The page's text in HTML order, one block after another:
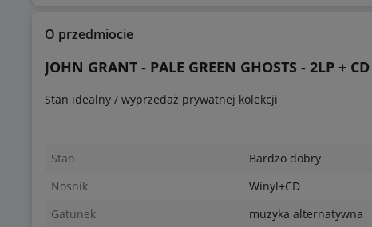
O przedmiocie
JOHN GRANT - PALE GREEN GHOSTS - 2LP + CD
Stan idealny / wyprzedaż prywatnej kolekcji
Stan
Bardzo dobry
Nośnik
Winyl+CD
Gatunek
muzyka alternatywna